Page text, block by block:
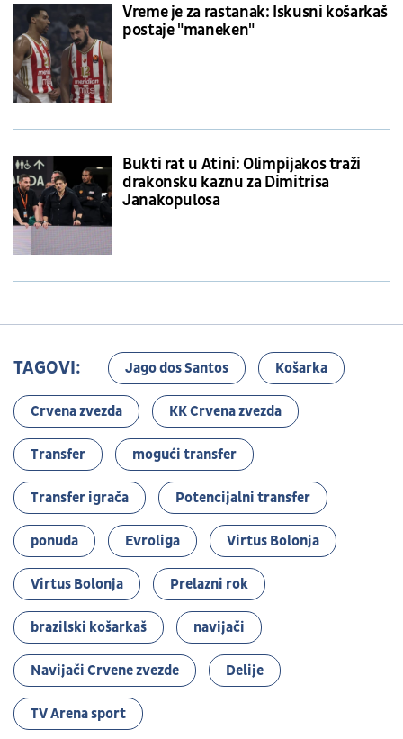
Vreme je za rastanak: Iskusni košarkaš
postaje "maneken"
Bukti rat u Atini: Olimpijakos traži
drakonsku kaznu za Dimitrisa
Janakopulosa
TAGOVI: Jago dos Santos Košarka
Crvena zvezda KK Crvena zvezda
Transfer mogući transfer
Transfer igrača Potencijalni transfer
ponuda Evroliga Virtus Bolonja
Virtus Bolonja Prelazni rok
brazilski košarkaš navijači
Navijači Crvene zvezde Delije
TV Arena sport